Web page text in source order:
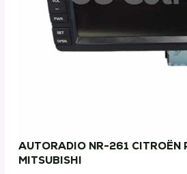
AUTORADIO NR-261 CITROËN
MITSUBISHI